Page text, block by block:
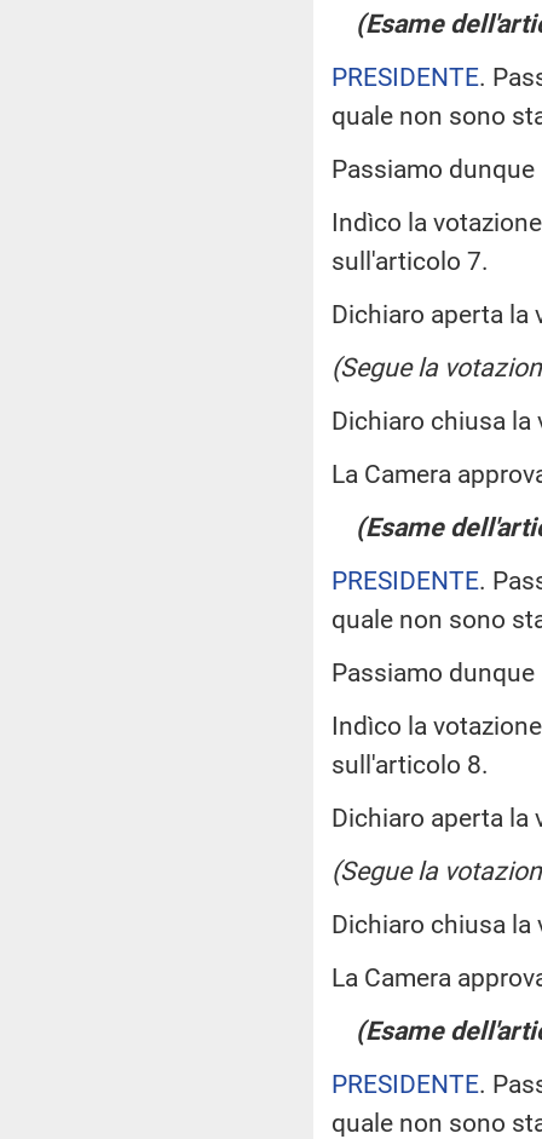
(Esame
PRESIDENTE.
quale non sono
Passiamo dunque
Indìco la
sull'articolo 7.
Dichiaro aperta la
(Segue la
Dichiaro chiusa la
La Camera
(Esame
PRESIDENTE.
quale non sono
Passiamo dunque
Indìco la
sull'articolo 8.
Dichiaro aperta la
(Segue la
Dichiaro chiusa la
La Camera
(Esame
PRESIDENTE.
quale non sono